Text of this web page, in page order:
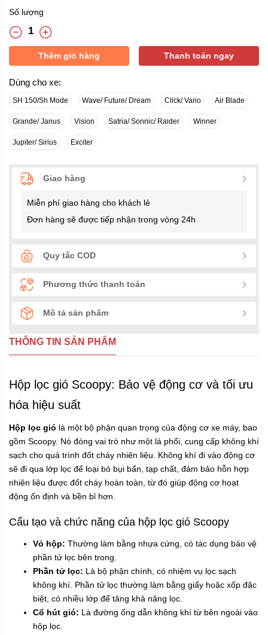
Số lượng
Thêm giỏ hàng Thanh toán ngay
Dùng cho xe:
SH 150/Sh Mode Wave/ Future/ Dream Click/ Vario Air Blade
Grande/ Janus Vision Satria/ Sonnic/ Raider Winner
Jupiter/ Sirius Exciter
Giao hàng
Miễn phí giao hàng cho khách lẻ
Đơn hàng sẽ được tiếp nhận trong vòng 24h
Quy tắc COD
Phương thức thanh toán
Mô tả sản phẩm
THÔNG TIN SẢN PHẨM
Hộp lọc gió Scoopy: Bảo vệ động cơ và tối ưu
hóa hiệu suất
Hộp lọc gió là một bộ phận quan trọng của động cơ xe máy, bao
gồm Scoopy. Nó đóng vai trò như một lá phổi, cung cấp không khí
sạch cho quá trình đốt cháy nhiên liệu. Không khí đi vào động cơ
sẽ đi qua lớp lọc để loại bỏ bụi bẩn, tạp chất, đảm bảo hỗn hợp
nhiên liệu được đốt cháy hoàn toàn, từ đó giúp động cơ hoạt
động ổn định và bền bỉ hơn.
Cấu tạo và chức năng của hộp lọc gió Scoopy
Vỏ hộp: Thường làm bằng nhựa cứng, có tác dụng bảo vệ
phần tử lọc bên trong.
Phần tử lọc: Là bộ phận chính, có nhiệm vụ lọc sạch
không khí. Phần tử lọc thường làm bằng giấy hoặc xốp đặc
biệt, có nhiều lớp để tăng khả năng lọc.
Cổ hút gió: Là đường ống dẫn không khí từ bên ngoài vào
hộp lọc.